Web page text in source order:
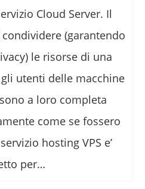
Cloud Server. Il
(garantendo
le risorse di una
utenti delle macchine
a loro completa
come se fossero
hosting VPS e’
per…